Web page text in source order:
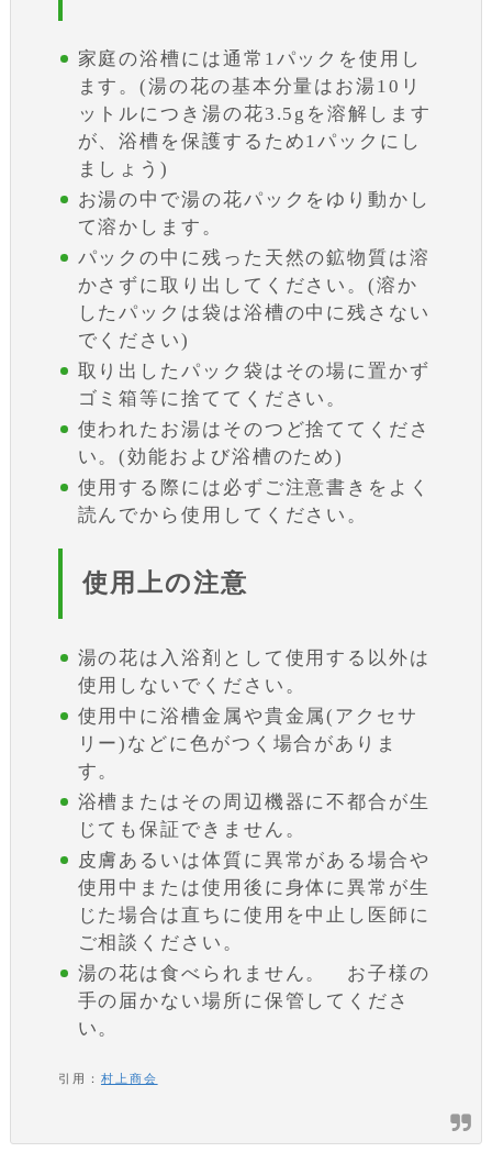
家庭の浴槽には通常1パックを使用し
ます。(湯の花の基本分量はお湯10リ
ットルにつき湯の花3.5gを溶解します
が、浴槽を保護するため1パックにし
ましょう)
お湯の中で湯の花パックをゆり動かし
て溶かします。
パックの中に残った天然の鉱物質は溶
かさずに取り出してください。(溶か
したパックは袋は浴槽の中に残さない
でください)
取り出したパック袋はその場に置かず
ゴミ箱等に捨ててください。
使われたお湯はそのつど捨ててくださ
い。(効能および浴槽のため)
使用する際には必ずご注意書きをよく
読んでから使用してください。
使用上の注意
湯の花は入浴剤として使用する以外は
使用しないでください。
使用中に浴槽金属や貴金属(アクセサ
リー)などに色がつく場合がありま
す。
浴槽またはその周辺機器に不都合が生
じても保証できません。
皮膚あるいは体質に異常がある場合や
使用中または使用後に身体に異常が生
じた場合は直ちに使用を中止し医師に
ご相談ください。
湯の花は食べられません。 お子様の
手の届かない場所に保管してくださ
い。
引用： 村上商会